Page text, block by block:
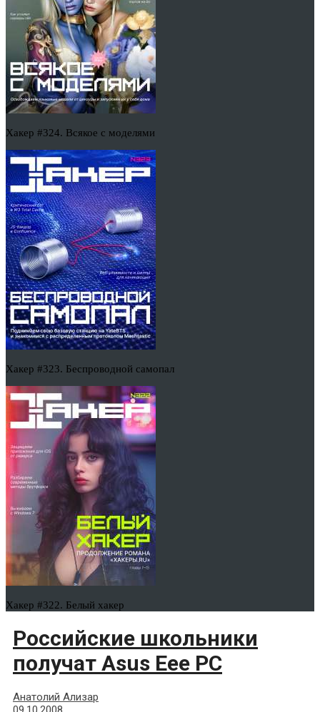
Хакер #324. Всякое с моделями
Хакер #323. Беспроводной самопал
Хакер #322. Белый хакер
Российские школьники
получат Asus Eee PC
Анатолий Ализар